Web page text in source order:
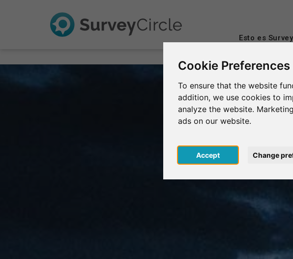
Cookie Preferences
To ensure that the website
addition, we use cookies to
analyze the website.
ads on our website.
Accept Change
Esto es